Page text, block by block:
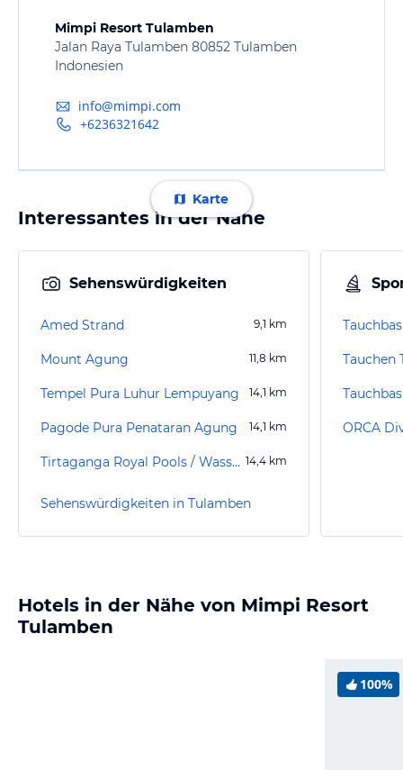
Mimpi Resort Tulamben
Jalan Raya Tulamben 80852 Tulamben
Indonesien
info@mimpi.com
+6236321642
Karte
Interessantes in der Nähe
Sehenswürdigkeiten
Amed Strand 9,1 km
Mount Agung 11,8 km
Tempel Pura Luhur Lempuyang 14,1 km
Pagode Pura Penataran Agung 14,1 km
Tirtaganga Royal Pools / Wasserpalast Taman Tirta Gangga 14,4 km
Sehenswürdigkeiten in Tulamben
Tauchen
ORCA
Hotels in der Nähe von Mimpi Resort
Tulamben
100%